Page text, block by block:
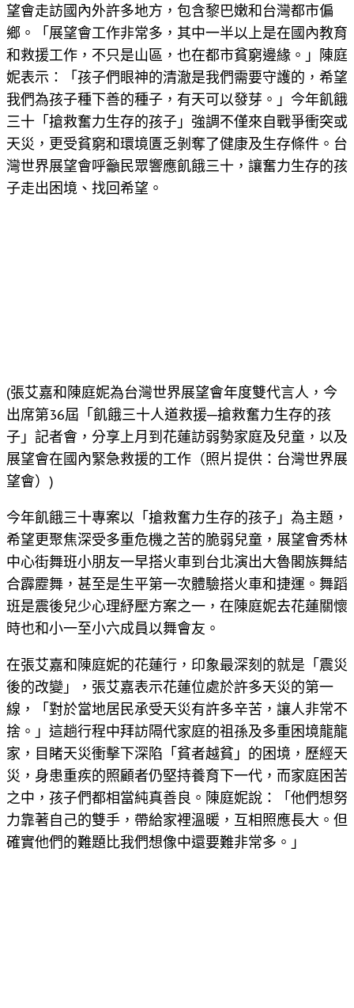
望會走訪國內外許多地方，包含黎巴嫩和台灣都市偏
鄉。「展望會工作非常多，其中一半以上是在國內教育
和救援工作，不只是山區，也在都市貧窮邊緣。」陳庭
妮表示：「孩子們眼神的清澈是我們需要守護的，希望
我們為孩子種下善的種子，有天可以發芽。」今年飢餓
三十「搶救奮力生存的孩子」強調不僅來自戰爭衝突或
天災，更受貧窮和環境匱乏剝奪了健康及生存條件。台
灣世界展望會呼籲民眾響應飢餓三十，讓奮力生存的孩
子走出困境、找回希望。
(張艾嘉和陳庭妮為台灣世界展望會年度雙代言人，今
出席第36屆「飢餓三十人道救援─搶救奮力生存的孩
子」記者會，分享上月到花蓮訪弱勢家庭及兒童，以及
展望會在國內緊急救援的工作（照片提供：台灣世界展
望會）)
今年飢餓三十專案以「搶救奮力生存的孩子」為主題，
希望更聚焦深受多重危機之苦的脆弱兒童，展望會秀林
中心街舞班小朋友一早搭火車到台北演出大魯閣族舞結
合霹靂舞，甚至是生平第一次體驗搭火車和捷運。舞蹈
班是震後兒少心理紓壓方案之一，在陳庭妮去花蓮關懷
時也和小一至小六成員以舞會友。
在張艾嘉和陳庭妮的花蓮行，印象最深刻的就是「震災
後的改變」，張艾嘉表示花蓮位處於許多天災的第一
線，「對於當地居民承受天災有許多辛苦，讓人非常不
捨。」這趟行程中拜訪隔代家庭的祖孫及多重困境龍龍
家，目睹天災衝擊下深陷「貧者越貧」的困境，歷經天
災，身患重疾的照顧者仍堅持養育下一代，而家庭困苦
之中，孩子們都相當純真善良。陳庭妮說：「他們想努
力靠著自己的雙手，帶給家裡溫暖，互相照應長大。但
確實他們的難題比我們想像中還要難非常多。」